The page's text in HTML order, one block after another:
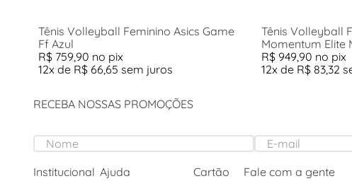
Tênis Volleyball Feminino Asics Game
Ff Azul
R$ 759,90 no pix
12x de R$ 66,65 sem juros
Tênis Volleyball
Momentum Elite
R$ 949,90 no pix
12x de R$ 83,32
RECEBA NOSSAS PROMOÇÕES
Institucional Ajuda
Cartão
Fale com a gente